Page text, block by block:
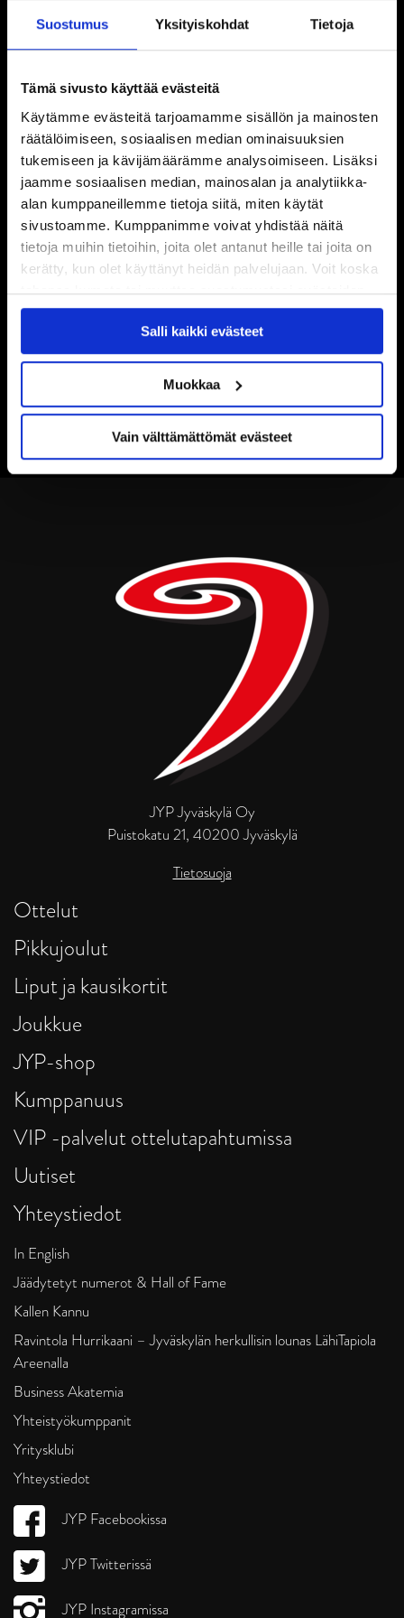
Suostumus Yksityiskohdat Tietoja
Tämä sivusto käyttää evästeitä
Käytämme evästeitä tarjoamamme sisällön ja mainosten
räätälöimiseen, sosiaalisen median ominaisuuksien
tukemiseen ja kävijämäärämme analysoimiseen. Lisäksi
jaamme sosiaalisen median, mainosalan ja analytiikka-
alan kumppaneillemme tietoja siitä, miten käytät
sivustoamme. Kumppanimme voivat yhdistää näitä
tietoja muihin tietoihin, joita olet antanut heille tai joita on
kerätty, kun olet käyttänyt heidän palvelujaan. Voit koska
tahansa kumota tai muuttaa suostumustasi evästeiden
käytöstäEvästeet-sivultamme.
Salli kaikki evästeet
Muokkaa
Vain välttämättömät evästeet
JYP Jyväskylä Oy
Puistokatu 21, 40200 Jyväskylä
Tietosuoja
Ottelut
Pikkujoulut
Liput ja kausikortit
Joukkue
JYP-shop
Kumppanuus
VIP -palvelut ottelutapahtumissa
Uutiset
Yhteystiedot
In English
Jäädytetyt numerot & Hall of Fame
Kallen Kannu
Ravintola Hurrikaani – Jyväskylän herkullisin lounas LähiTapiola
Areenalla
Business Akatemia
Yhteistyökumppanit
Yritysklubi
Yhteystiedot
JYP Facebookissa
JYP Twitterissä
JYP Instagramissa